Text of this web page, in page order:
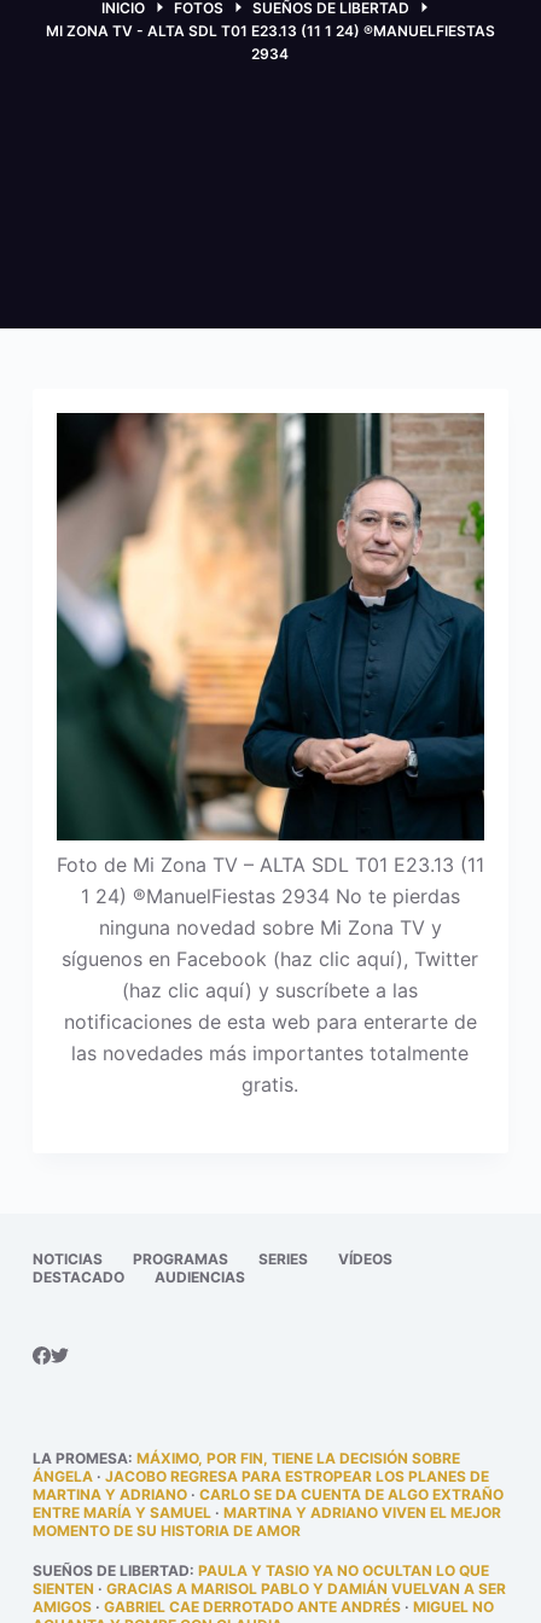
INICIO FOTOS
SUEÑOS DE LIBERTAD
MI ZONA TV - ALTA SDL T01 E23.13 (11 1 24) ®MANUELFIESTAS
2934
Foto de Mi Zona TV – ALTA SDL T01 E23.13 (11
1 24) ®ManuelFiestas 2934 No te pierdas
ninguna novedad sobre Mi Zona TV y
síguenos en Facebook (haz clic aquí), Twitter
(haz clic aquí) y suscríbete a las
notificaciones de esta web para enterarte de
las novedades más importantes totalmente
gratis.
NOTICIAS PROGRAMAS SERIES
VÍDEOS
DESTACADO
AUDIENCIAS
LA PROMESA: MÁXIMO, POR FIN, TIENE LA DECISIÓN SOBRE
ÁNGELA· JACOBO REGRESA PARA ESTROPEAR LOS PLANES DE
MARTINA Y ADRIANO· CARLO SE DA CUENTA DE ALGO EXTRAÑO
ENTRE MARÍA Y SAMUEL· MARTINA Y ADRIANO VIVEN EL MEJOR
MOMENTO DE SU HISTORIA DE AMOR
SUEÑOS DE LIBERTAD: PAULA Y TASIO YA NO OCULTAN LO QUE
SIENTEN · GRACIAS A MARISOL PABLO Y DAMIÁN VUELVAN A SER
AMIGOS· GABRIEL CAE DERROTADO ANTE ANDRÉS· MIGUEL NO